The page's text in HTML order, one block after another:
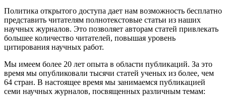
Политика открытого доступа дает нам возможность бесплатно
представить читателям полнотекстовые статьи из наших
научных журналов. Это позволяет авторам статей привлекать
большее количество читателей, повышая уровень
цитирования научных работ.
Мы имеем более 20 лет опыта в области публикаций. За это
время мы опубликовали тысячи статей ученых из более, чем
64 стран. В настоящее время мы занимаемся публикацией
семи научных журналов, посвященных различным темам: